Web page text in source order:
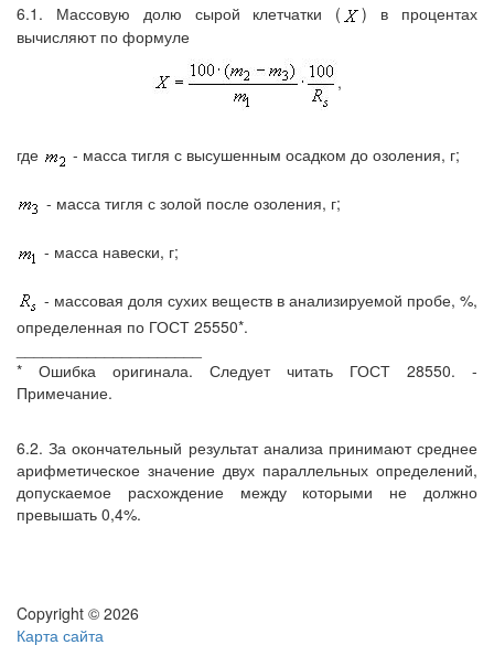
6.1. Массовую долю сырой клетчатки (
) в процентах
вычисляют по формуле
,
где - масса тигля с высушенным осадком до озоления, г;
- масса тигля с золой после озоления, г;
- масса навески, г;
- массовая доля сухих веществ в анализируемой пробе, %,
определенная по ГОСТ 25550*.
* Ошибка оригинала. Следует читать ГОСТ 28550. -
Примечание.
6.2. За окончательный результат анализа принимают среднее
арифметическое значение двух параллельных определений,
допускаемое расхождение между которыми не должно
превышать 0,4%.
Copyright © 2026
Карта сайта